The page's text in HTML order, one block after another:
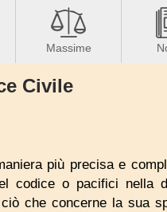
Massime
Civile
più precisa e
codice o pacifici nella
che concerne la sua